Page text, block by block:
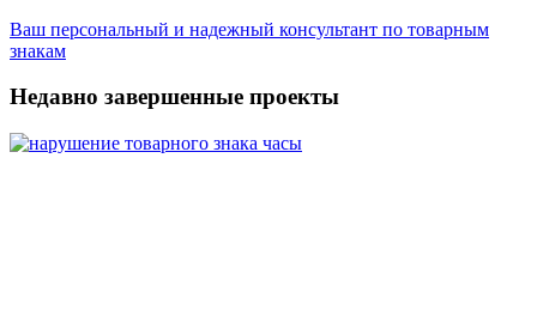
Ваш персональный и надежный консультант по товарным
знакам
Недавно завершенные проекты